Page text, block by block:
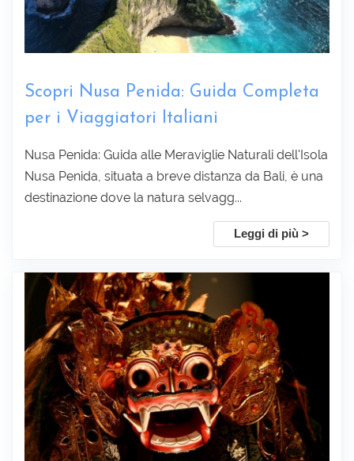
Scopri Nusa Penida: Guida Completa
per i Viaggiatori Italiani
Nusa Penida: Guida alle Meraviglie Naturali dell'Isola
Nusa Penida, situata a breve distanza da Bali, è una
destinazione dove la natura selvagg...
Leggi di più >